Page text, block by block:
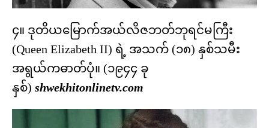
၄။ ဒုတိယမြောက်အယ်လိဇဘတ်ဘုရင်မကြီး
(Queen Elizabeth II) ရဲ့ အသက် (၁၈) နှစ်သမီး
အရွယ်ကဓာတ်ပုံ။ (၁၉၄၄ ခု
နှစ်) shwekhitonlinetv.com